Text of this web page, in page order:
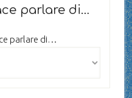
parlare di…
parlare di…